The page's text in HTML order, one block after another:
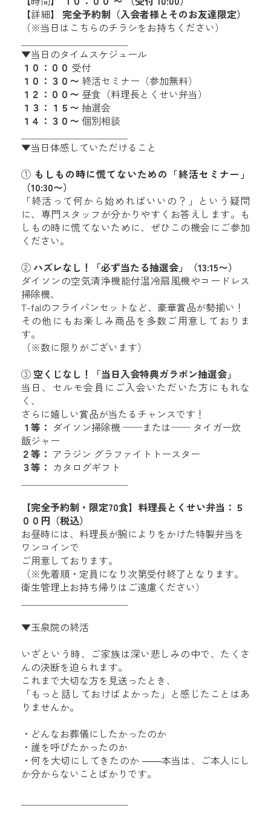
【詳細】 完全予約制（入会者様とそのお友達限定）
（※当日はこちらのチラシをお持ちください）
▼当日のタイムスケジュール
１０：００ 受付
１０：３０〜 終活セミナー（参加無料）
１２：００〜 昼食（料理長とくせい弁当）
１３：１５〜 抽選会
１４：３０〜 個別相談
▼当日体感していただけること
① もしもの時に慌てないための「終活セミナー」
（10:30〜）
「終活って何から始めればいいの？」という疑問
に、専門スタッフが分かりやすくお答えします。も
しもの時に慌てないために、ぜひこの機会にご参加
ください。
② ハズレなし！「必ず当たる抽選会」（13:15〜）
ダイソンの空気清浄機能付温冷扇風機やコードレス
掃除機、
T-falのフライパンセットなど、豪華賞品が勢揃い！
その他にもお楽しみ商品を多数ご用意しておりま
す。
（※数に限りがございます）
③空くじなし！「当日入会特典ガラポン抽選会」
当日、セルモ会員にご入会いただいた方にもれな
く、
さらに嬉しい賞品が当たるチャンスです！
１等： ダイソン掃除機 ──または── タイガー炊
飯ジャー
２等： アラジン グラファイトトースター
３等： カタログギフト
【完全予約制・限定70食】料理長とくせい弁当：５
００円（税込）
お昼時には、料理長が腕によりをかけた特製弁当を
ワンコインで
ご用意しております。
（※先着順・定員になり次第受付終了となります。
衛生管理上お持ち帰りはご遠慮ください）
▼玉泉院の終活
いざという時、ご家族は深い悲しみの中で、たくさ
んの決断を迫られます。
これまで大切な方を見送ったとき、
「もっと話しておけばよかった」と感じたことはあ
りませんか。
・どんなお葬儀にしたかったのか
・誰を呼びたかったのか
・何を大切にしてきたのか ――本当は、ご本人にし
か分からないことばかりです。